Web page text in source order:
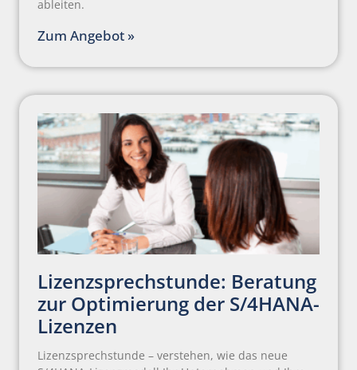
ableiten.
Zum Angebot »
Lizenzsprechstunde: Beratung
zur Optimierung der S/4HANA-
Lizenzen
Lizenzsprechstunde – verstehen, wie das neue